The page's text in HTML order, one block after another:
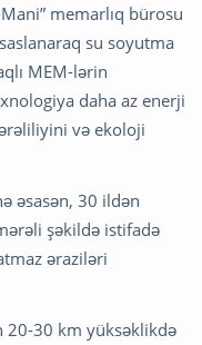
memarlıq bürosu
su soyutma
MEM-lərin
daha az enerji
və ekoloji
əsasən, 30 ildən
şəkildə istifadə
əraziləri
20-30 km yüksəklikdə